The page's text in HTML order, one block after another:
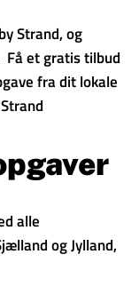
Strand, og
Få et gratis tilbud
fra dit lokale
alle
og Jylland,